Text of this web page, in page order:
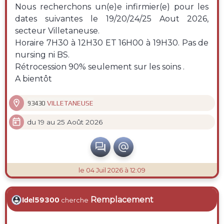
Nous recherchons un(e)e infirmier(e) pour les
dates suivantes le 19/20/24/25 Aout 2026,
secteur Villetaneuse.
Horaire 7H30 à 12H30 ET 16H00 à 19H30. Pas de
nursing ni BS.
Rétrocession 90% seulement sur les soins .
A bientôt
 93430 VILLETANEUSE
 du 19 au 25 Août 2026
 
le 04 Juil 2026 à 12:09
Idel59300 cherche Remplacement